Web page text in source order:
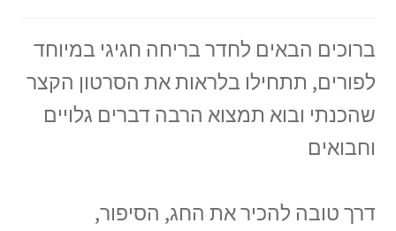
ברוכים הבאים לחדר בריחה חגיגי במיוחד
לפורים, תתחילו בלראות את הסרטון הקצר
שהכנתי ובוא תמצוא הרבה דברים גלויים
וחבואים
דרך טובה להכיר את החג, הסיפור,